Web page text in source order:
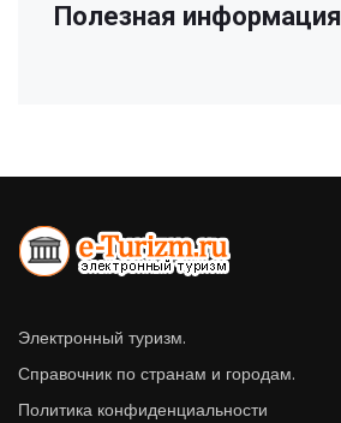
Полезная информация
Электронный туризм.
Справочник по странам и городам.
Политика конфиденциальности